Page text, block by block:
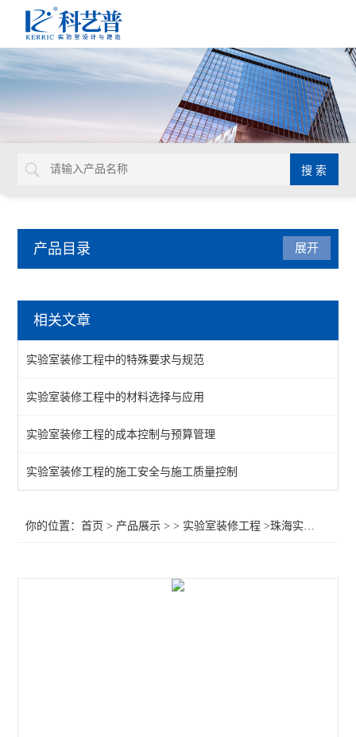
产品目录 展开
相关文章
实验室装修工程中的特殊要求与规范
实验室装修工程中的材料选择与应用
实验室装修工程的成本控制与预算管理
实验室装修工程的施工安全与施工质量控制
你的位置：首页 > 产品展示 > > 实验室装修工程 >珠海实验室装饰工程